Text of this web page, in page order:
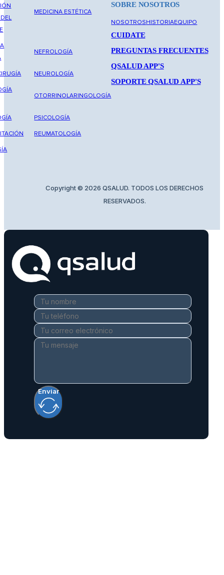
MEDICINA ESTÉTICA
NEFROLOGÍA
NEUROLOGÍA
OTORRINOLARINGOLOGÍA
PSICOLOGÍA
REUMATOLOGÍA
SOBRE NOSOTROS
NOSOTROSHISTORIAEQUIPO
CUIDATE
PREGUNTAS FRECUENTES
QSALUD APP'S
SOPORTE QSALUD APP'S
Copyright © 2026 QSALUD. TODOS LOS DERECHOS
RESERVADOS.
Enviar